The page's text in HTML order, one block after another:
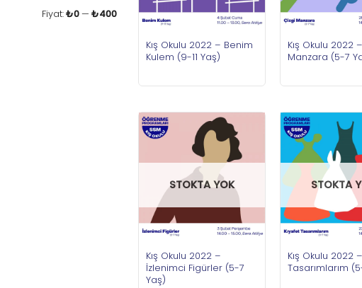
Fiyat:₺0— ₺400
Kış Okulu 2022 – Benim
Kulem (9-11 Yaş)
Kış Okulu 2022
Manzara (5-7
STOKTA YOK
Kış Okulu 2022 –
İzlenimci Figürler (5-7
Yaş)
STOKTA
Kış Okulu 2022
Tasarımlarım